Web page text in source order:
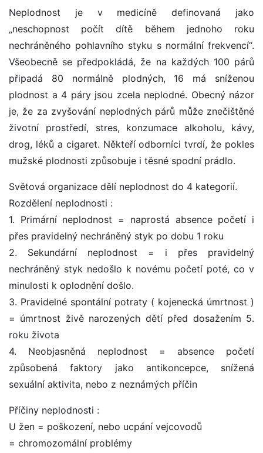
Neplodnost je v medicíně definovaná jako
„neschopnost počít dítě během jednoho roku
nechráněného pohlavního styku s normální frekvencí“.
Všeobecně se předpokládá, že na každých 100 párů
připadá 80 normálně plodných, 16 má sníženou
plodnost a 4 páry jsou zcela neplodné. Obecný názor
je, že za zvyšování neplodných párů může znečištěné
životní prostředí, stres, konzumace alkoholu, kávy,
drog, léků a cigaret. Někteří odborníci tvrdí, že pokles
mužské plodnosti způsobuje i těsné spodní prádlo.
Světová organizace dělí neplodnost do 4 kategorií.
Rozdělení neplodnosti :
1. Primární neplodnost = naprostá absence početí i
přes pravidelný nechráněný styk po dobu 1 roku
2. Sekundární neplodnost = i přes pravidelný
nechráněný styk nedošlo k novému početí poté, co v
minulosti k oplodnění došlo.
3. Pravidelné spontální potraty ( kojenecká úmrtnost )
= úmrtnost živě narozených dětí před dosažením 5.
roku života
4. Neobjasněná neplodnost = absence početí
způsobená faktory jako antikoncepce, snížená
sexuální aktivita, nebo z neznámých příčin
Příčiny neplodnosti :
U žen = poškození, nebo ucpání vejcovodů
= chromozomální problémy